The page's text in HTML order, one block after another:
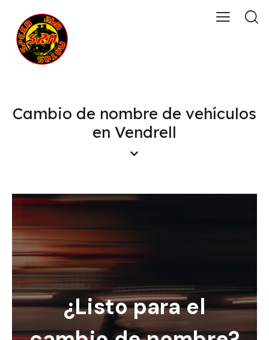
Cambio de nombre de vehículos
en Vendrell
¿Listo para el